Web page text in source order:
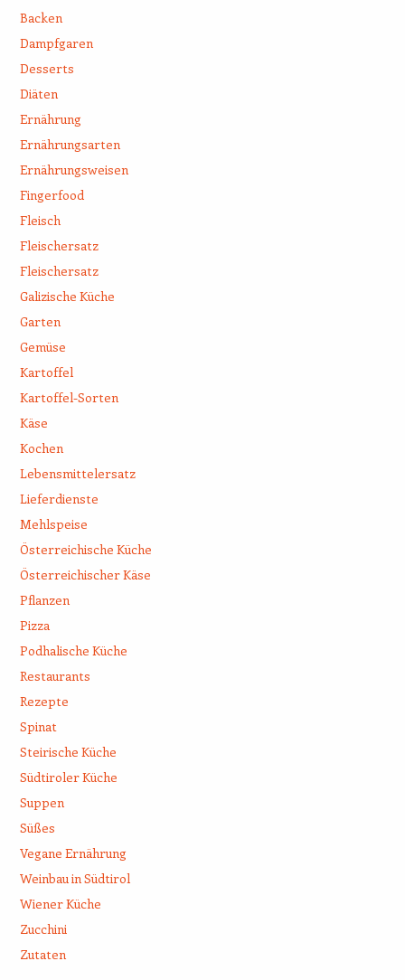
Backen
Dampfgaren
Desserts
Diäten
Ernährung
Ernährungsarten
Ernährungsweisen
Fingerfood
Fleisch
Fleischersatz
Fleischersatz
Galizische Küche
Garten
Gemüse
Kartoffel
Kartoffel-Sorten
Käse
Kochen
Lebensmittelersatz
Lieferdienste
Mehlspeise
Österreichische Küche
Österreichischer Käse
Pflanzen
Pizza
Podhalische Küche
Restaurants
Rezepte
Spinat
Steirische Küche
Südtiroler Küche
Suppen
Süßes
Vegane Ernährung
Weinbau in Südtirol
Wiener Küche
Zucchini
Zutaten